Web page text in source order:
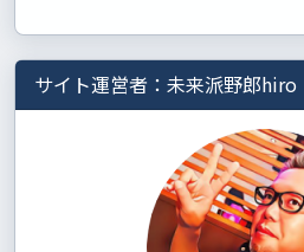
サイト運営者：未来派野郎hiro